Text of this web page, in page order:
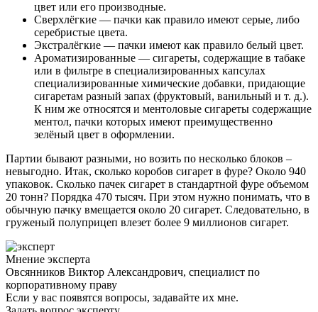
цвет или его производные.
Сверхлёгкие — пачки как правило имеют серые, либо
серебристые цвета.
Экстралёгкие — пачки имеют как правило белый цвет.
Ароматизированные — сигареты, содержащие в табаке
или в фильтре в специализированных капсулах
специализированные химические добавки, придающие
сигаретам разный запах (фруктовый, ванильный и т. д.).
К ним же относятся и ментоловые сигареты содержащие
ментол, пачки которых имеют преимущественно
зелёный цвет в оформлении.
Партии бывают разными, но возить по несколько блоков –
невыгодно. Итак, сколько коробов сигарет в фуре? Около 940
упаковок. Сколько пачек сигарет в стандартной фуре объемом
20 тонн? Порядка 470 тысяч. При этом нужно понимать, что в
обычную пачку вмещается около 20 сигарет. Следовательно, в
груженый полуприцеп влезет более 9 миллионов сигарет.
Мнение эксперта
Овсянников Виктор Александрович, специалист по
корпоративному праву
Если у вас появятся вопросы, задавайте их мне.